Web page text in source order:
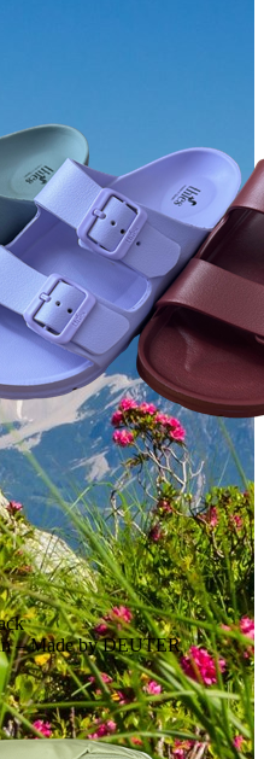
– Made by DEUTER